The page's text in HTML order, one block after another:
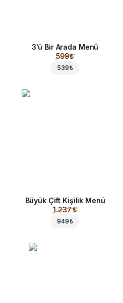
3'ü Bir Arada Menü
599 ₺
539 ₺
Büyük Çift Kişilik Menü
1.237 ₺
949 ₺